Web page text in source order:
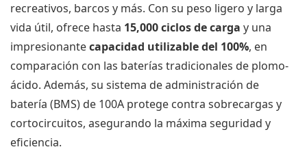
recreativos, barcos y más. Con su peso ligero y larga
vida útil, ofrece hasta 15,000 ciclos de carga y una
impresionantecapacidad utilizable del 100%, en
comparación con las baterías tradicionales de plomo-
ácido. Además, su sistema de administración de
batería (BMS) de 100A protege contra sobrecargas y
cortocircuitos, asegurando la máxima seguridad y
eficiencia.